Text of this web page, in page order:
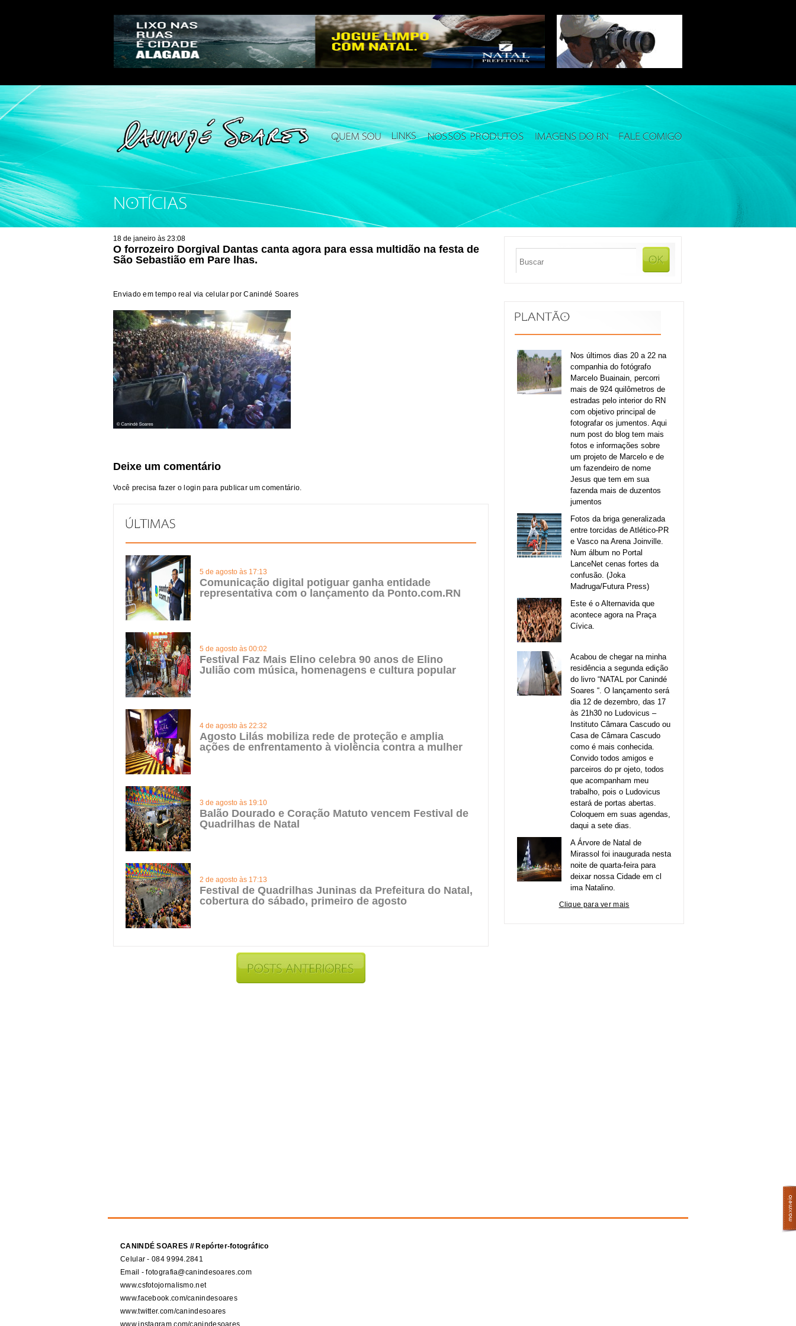
Nos últimos dias 20 a 22 na
companhia do fotógrafo
Marcelo Buainain, percorri
mais de 924 quilômetros de
estradas pelo interior do RN
com objetivo principal de
fotografar os jumentos. Aqui
num post do blog tem mais
fotos e informações sobre
um projeto de Marcelo e de
um fazendeiro de nome
Jesus que tem em sua
fazenda mais de duzentos
jumentos
Fotos da briga generalizada
entre torcidas de Atlético-PR
e Vasco na Arena Joinville.
Num álbum no Portal
LanceNet cenas fortes da
confusão. (Joka
Madruga/Futura Press)
Este é o Alternavida que
acontece agora na Praça
Cívica.
Acabou de chegar na minha
residência a segunda edição
do livro “NATAL por Canindé
Soares “. O lançamento será
dia 12 de dezembro, das 17
às 21h30 no Ludovicus –
Instituto Câmara Cascudo ou
Casa de Câmara Cascudo
como é mais conhecida.
Convido todos amigos e
parceiros do pr ojeto, todos
que acompanham meu
trabalho, pois o Ludovicus
estará de portas abertas.
Coloquem em suas agendas,
daqui a sete dias.
A Árvore de Natal de
Mirassol foi inaugurada nesta
noite de quarta-feira para
deixar nossa Cidade em cl
ima Natalino.
Clique para ver mais
NOTÍCIAS
18 de janeiro às 23:08
O forrozeiro Dorgival Dantas canta agora para essa multidão na festa de
São Sebastião em Pare lhas.
Enviado em tempo real via celular por Canindé Soares
Deixe um comentário
Você precisa fazer o login para publicar um comentário.
5 de agosto às 17:13
Comunicação digital potiguar ganha entidade
representativa com o lançamento da Ponto.com.RN
5 de agosto às 00:02
Festival Faz Mais Elino celebra 90 anos de Elino
Julião com música, homenagens e cultura popular
4 de agosto às 22:32
Agosto Lilás mobiliza rede de proteção e amplia
ações de enfrentamento à violência contra a mulher
3 de agosto às 19:10
Balão Dourado e Coração Matuto vencem Festival de
Quadrilhas de Natal
2 de agosto às 17:13
Festival de Quadrilhas Juninas da Prefeitura do Natal,
cobertura do sábado, primeiro de agosto
CANINDÉ SOARES // Repórter-fotográfico
Celular - 084 9994.2841
Email - fotografia@canindesoares.com
www.csfotojornalismo.net
www.facebook.com/canindesoares
www.twitter.com/canindesoares
www.instagram.com/canindesoares